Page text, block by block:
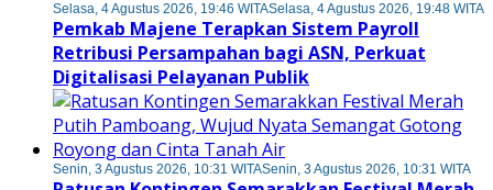
Selasa, 4 Agustus 2026, 19:46 WITASelasa, 4 Agustus 2026, 19:48 WITA
Pemkab Majene Terapkan Sistem Payroll
Retribusi Persampahan bagi ASN, Perkuat
Digitalisasi Pelayanan Publik
Senin, 3 Agustus 2026, 10:31 WITASenin, 3 Agustus 2026, 10:31 WITA